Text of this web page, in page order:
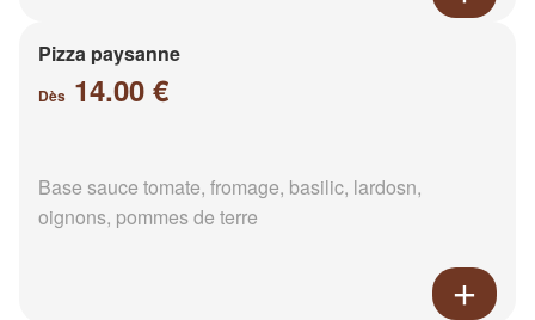
Pizza paysanne
Dès 14.00 €
Base sauce tomate, fromage, basilic, lardosn,
oignons, pommes de terre